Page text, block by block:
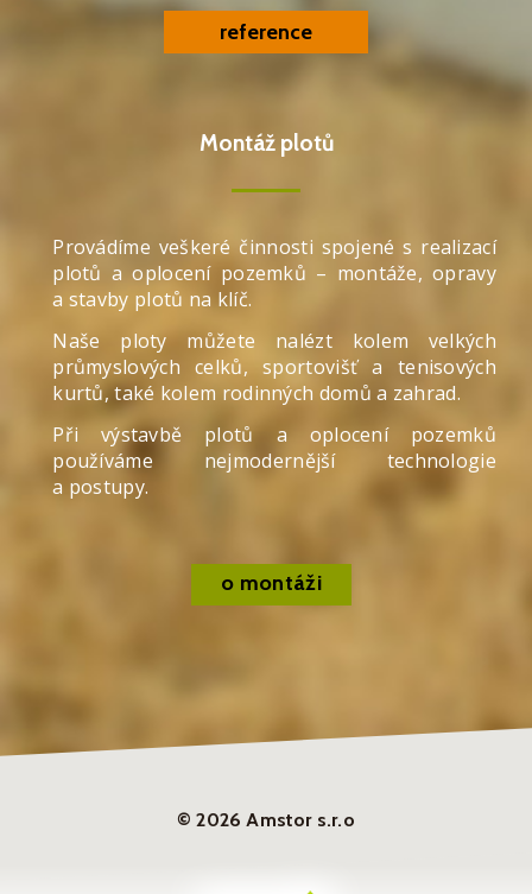
reference
Montáž plotů
Provádíme veškeré činnosti spojené s realizací
plotů a oplocení pozemků – montáže, opravy
a stavby plotů na klíč.
Naše ploty můžete nalézt kolem velkých
průmyslových celků, sportovišť a tenisových
kurtů, také kolem rodinných domů a zahrad.
Při výstavbě plotů a oplocení pozemků
používáme nejmodernější technologie
a postupy.
o montáži
© 2026 Amstor s.r.o